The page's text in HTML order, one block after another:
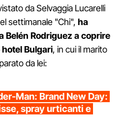
da Selvaggia Lucarelli
settimanale "Chi", ha
Belén Rodriguez a coprire
Bulgari, in cui il marito
da lei:
Man: Brand New Day:
spray urticanti e